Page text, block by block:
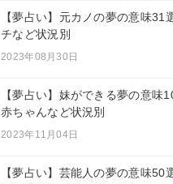
【夢占い】元カノの夢の意味31
チなど状況別
2023年08月30日
【夢占い】妹ができる夢の意味
赤ちゃんなど状況別
2023年11月04日
【夢占い】芸能人の夢の意味50